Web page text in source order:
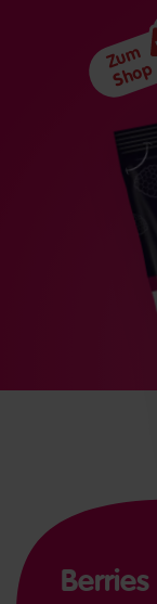
Zum
Shop
Berries